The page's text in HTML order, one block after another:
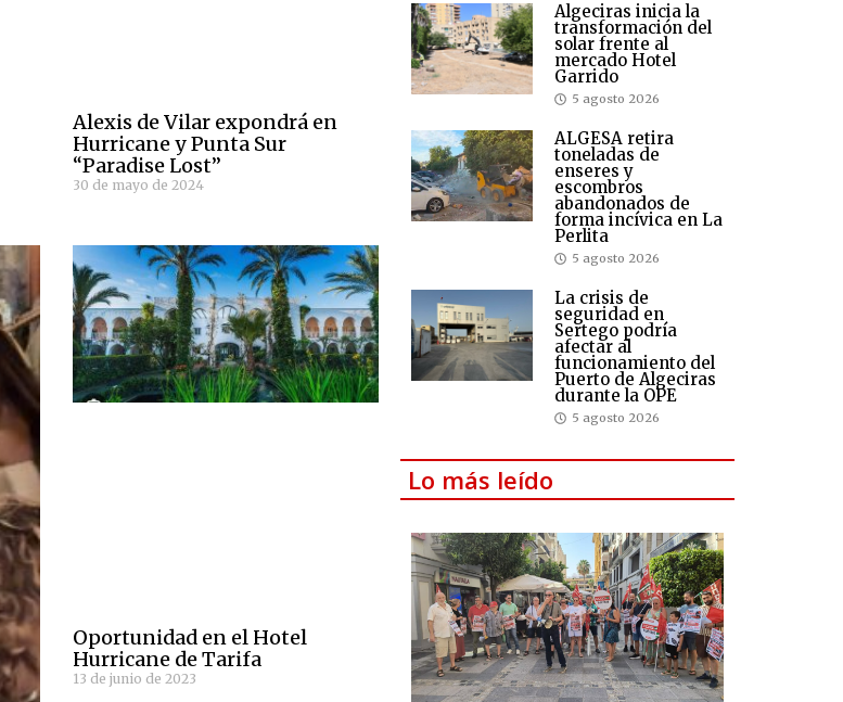
Alexis de Vilar expondrá en
Hurricane y Punta Sur
“Paradise Lost”
30 de mayo de 2024
Oportunidad en el Hotel
Hurricane de Tarifa
13 de junio de 2023
Algeciras inicia la
transformación del
solar frente al
mercado Hotel
Garrido
5 agosto 2026
ALGESA retira
toneladas de
enseres y
escombros
abandonados de
forma incívica en La
Perlita
5 agosto 2026
La crisis de
seguridad en
Sertego podría
afectar al
funcionamiento del
Puerto de Algeciras
durante la OPE
5 agosto 2026
Lo más leído